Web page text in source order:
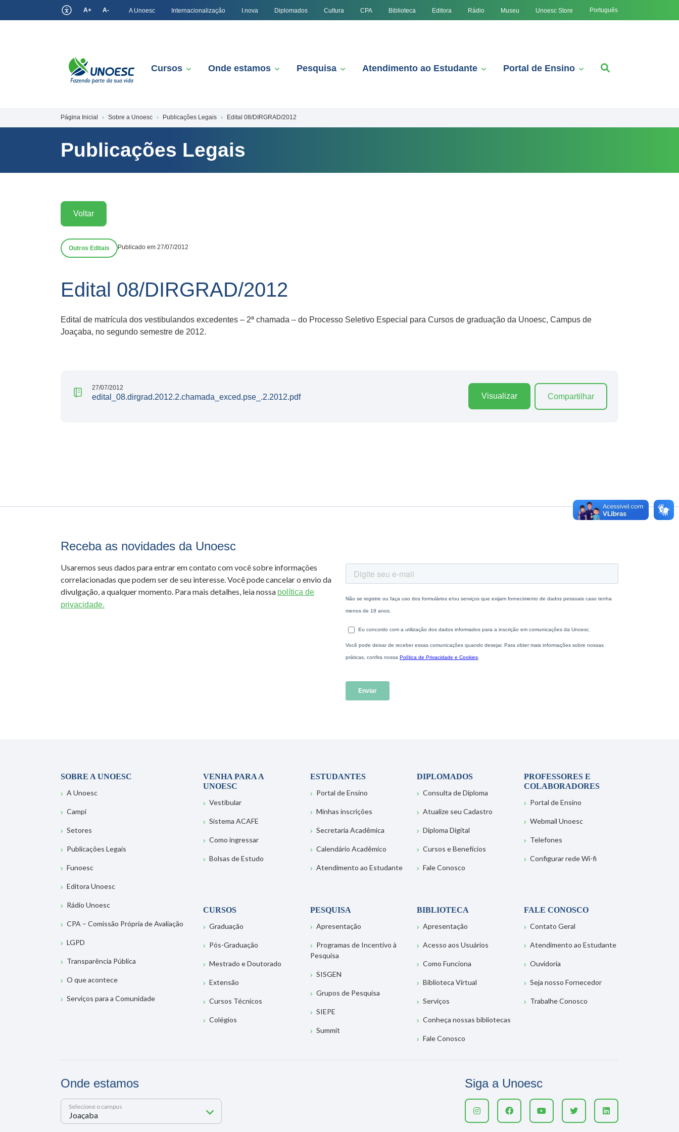
A+ A- A Unoesc Internacionalização I.nova Diplomados Cultura CPA Biblioteca Editora Rádio Museu Unoesc Store Português
Cursos Onde estamos Pesquisa Atendimento ao Estudante Portal de Ensino
Página Inicial Sobre a Unoesc Publicações Legais Edital 08/DIRGRAD/2012
Publicações Legais
Voltar
Outros Editais Publicado em 27/07/2012
Edital 08/DIRGRAD/2012
Edital de matrícula dos vestibulandos excedentes – 2ª chamada – do Processo Seletivo Especial para Cursos de graduação da Unoesc, Campus de
Joaçaba, no segundo semestre de 2012.
27/07/2012
edital_08.dirgrad.2012.2.chamada_exced.pse_.2.2012.pdf Visualizar Compartilhar
Receba as novidades da Unoesc
Usaremos seus dados para entrar em contato com você sobre informações
correlacionadas que podem ser de seu interesse. Você pode cancelar o envio da
divulgação, a qualquer momento. Para mais detalhes, leia nossa política de
privacidade.
SOBRE A UNOESC
A Unoesc
Campi
Setores
Publicações Legais
Funoesc
Editora Unoesc
Rádio Unoesc
CPA – Comissão Própria de Avaliação
LGPD
Transparência Pública
O que acontece
Serviços para a Comunidade
VENHA PARA A
UNOESC
Vestibular
Sistema ACAFE
Como ingressar
Bolsas de Estudo
ESTUDANTES
Portal de Ensino
Minhas inscrições
Secretaria Acadêmica
Calendário Acadêmico
Atendimento ao Estudante
DIPLOMADOS
Consulta de Diploma
Atualize seu Cadastro
Diploma Digital
Cursos e Benefícios
Fale Conosco
PROFESSORES E
COLABORADORES
Portal de Ensino
Webmail Unoesc
Telefones
Configurar rede Wi-fi
CURSOS
Graduação
Pós-Graduação
Mestrado e Doutorado
Extensão
Cursos Técnicos
Colégios
PESQUISA
Apresentação
Programas de Incentivo à
Pesquisa
SISGEN
Grupos de Pesquisa
SIEPE
Summit
BIBLIOTECA
Apresentação
Acesso aos Usuários
Como Funciona
Biblioteca Virtual
Serviços
Conheça nossas bibliotecas
Fale Conosco
FALE CONOSCO
Contato Geral
Atendimento ao Estudante
Ouvidoria
Seja nosso Fornecedor
Trabalhe Conosco
Onde estamos
Selecione o campus
Siga a Unoesc